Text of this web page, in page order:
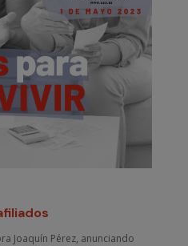
Joaquín Pérez, anunciando